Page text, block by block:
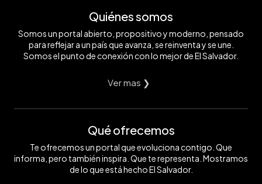
Quiénes somos
Somos un portal abierto, propositivo y moderno, pensado
para reflejar a un país que avanza, se reinventa y se une.
Somos el punto de conexión con lo mejor de El Salvador.
Ver mas ❯
Qué ofrecemos
Te ofrecemos un portal que evoluciona contigo. Que
informa, pero también inspira. Que te representa. Mostramos
de lo que está hecho El Salvador.